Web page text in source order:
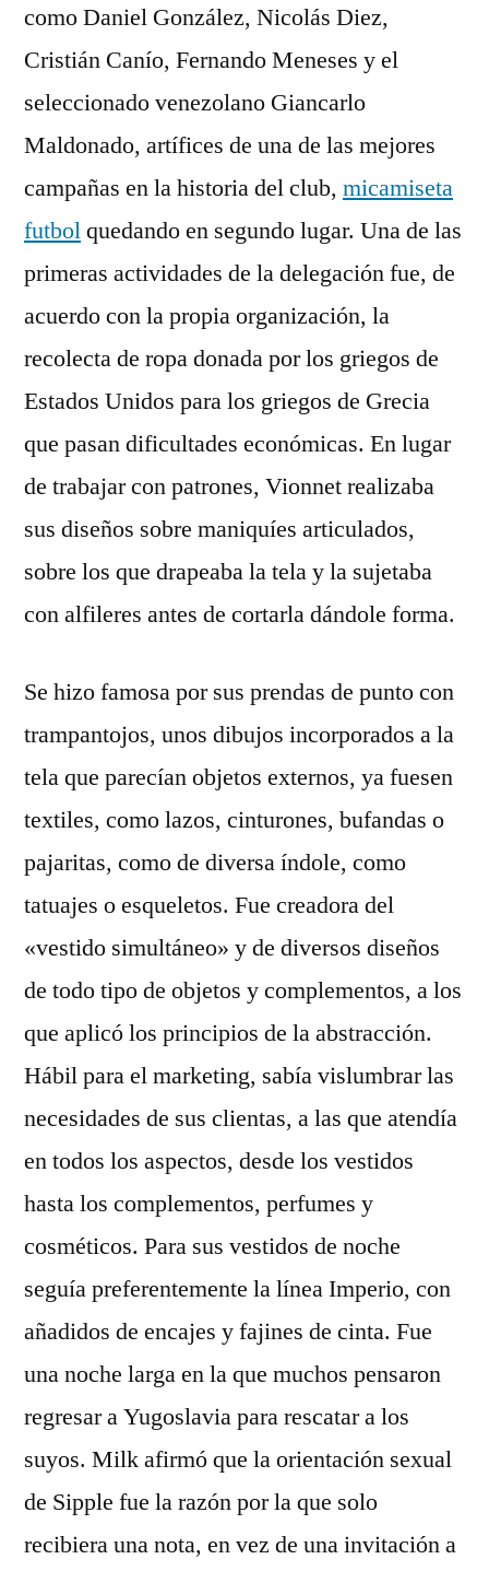
como Daniel González, Nicolás Diez,
Cristián Canío, Fernando Meneses y el
seleccionado venezolano Giancarlo
Maldonado, artífices de una de las mejores
campañas en la historia del club, micamiseta
futbolquedando en segundo lugar. Una de las
primeras actividades de la delegación fue, de
acuerdo con la propia organización, la
recolecta de ropa donada por los griegos de
Estados Unidos para los griegos de Grecia
que pasan dificultades económicas. En lugar
de trabajar con patrones, Vionnet realizaba
sus diseños sobre maniquíes articulados,
sobre los que drapeaba la tela y la sujetaba
con alfileres antes de cortarla dándole forma.
Se hizo famosa por sus prendas de punto con
trampantojos, unos dibujos incorporados a la
tela que parecían objetos externos, ya fuesen
textiles, como lazos, cinturones, bufandas o
pajaritas, como de diversa índole, como
tatuajes o esqueletos. Fue creadora del
«vestido simultáneo» y de diversos diseños
de todo tipo de objetos y complementos, a los
que aplicó los principios de la abstracción.
Hábil para el marketing, sabía vislumbrar las
necesidades de sus clientas, a las que atendía
en todos los aspectos, desde los vestidos
hasta los complementos, perfumes y
cosméticos. Para sus vestidos de noche
seguía preferentemente la línea Imperio, con
añadidos de encajes y fajines de cinta. Fue
una noche larga en la que muchos pensaron
regresar a Yugoslavia para rescatar a los
suyos. Milk afirmó que la orientación sexual
de Sipple fue la razón por la que solo
recibiera una nota, en vez de una invitación a